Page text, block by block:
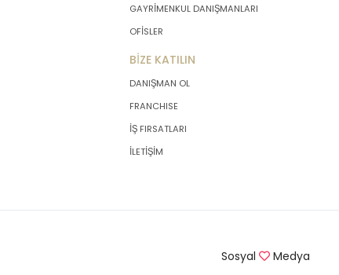
GAYRİMENKUL DANIŞMANLARI
OFİSLER
BİZE KATILIN
DANIŞMAN OL
FRANCHISE
İŞ FIRSATLARI
İLETİŞİM
Sosyal Medya